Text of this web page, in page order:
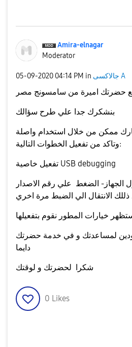
Amira-elnagar
Moderator
‎05-09-2020 04:14 PM in جالاكسى A
حضرتك اميرة من سامسونج مصر
بنشكرك جدا علي طرح سؤالك
وتاكد من تفعيل الخطوات التالية:
تفعيل خاصية USB debugging
الضغط علي رقم الاصدار
الانتقال الي الضبط مرة اخري
لمساعدتك و في خدمة حضرتك
شكرا لحضرتك و لوقتك
0 Likes